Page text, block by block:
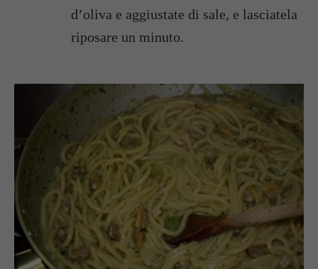
d’oliva e aggiustate di sale, e lasciatela
riposare un minuto.